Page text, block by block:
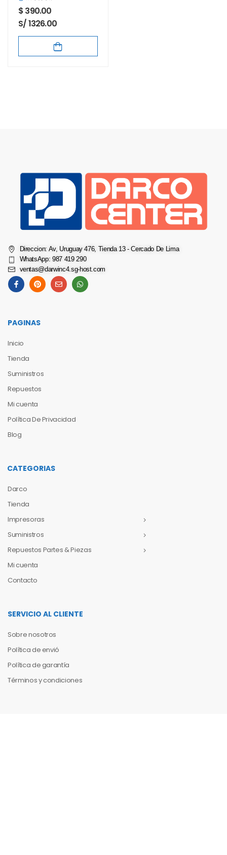
$390.00
S/ 1326.00
Direccion: Av, Uruguay 476, Tienda 13 - Cercado De Lima
WhatsApp: 987 419 290
ventas@darwinc4.sg-host.com
PAGINAS
Inicio
Tienda
Suministros
Repuestos
Mi cuenta
Política De Privacidad
Blog
CATEGORIAS
Darco
Tienda
Impresoras
Suministros
Repuestos Partes & Piezas
Mi cuenta
Contacto
SERVICIO AL CLIENTE
Sobre nosotros
Política de envió
Política de garantía
Términos y condiciones